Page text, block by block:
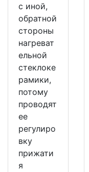
с иной,
обратной
стороны
нагреват
ельной
стеклоке
рамики,
потому
проводят
ее
регулиро
вку
прижати
я